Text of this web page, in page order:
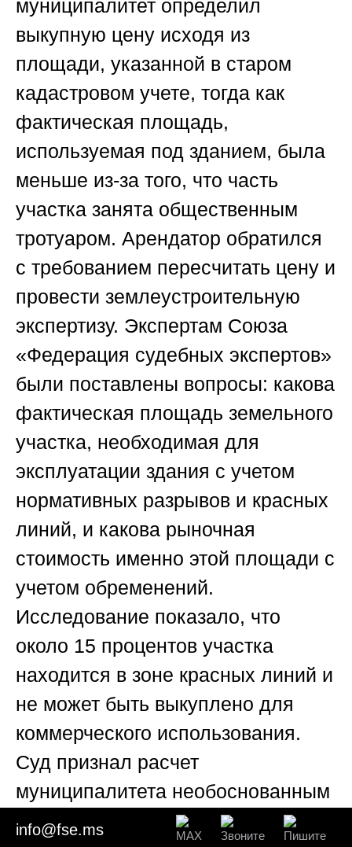
муниципалитет определил
выкупную цену исходя из
площади, указанной в старом
кадастровом учете, тогда как
фактическая площадь,
используемая под зданием, была
меньше из-за того, что часть
участка занята общественным
тротуаром. Арендатор обратился
с требованием пересчитать цену и
провести землеустроительную
экспертизу. Экспертам Союза
«Федерация судебных экспертов»
были поставлены вопросы: какова
фактическая площадь земельного
участка, необходимая для
эксплуатации здания с учетом
нормативных разрывов и красных
линий, и какова рыночная
стоимость именно этой площади с
учетом обременений.
Исследование показало, что
около 15 процентов участка
находится в зоне красных линий и
не может быть выкуплено для
коммерческого использования.
Суд признал расчет
муниципалитета необоснованным
и обязал произвести перерасчет
info@fse.ms